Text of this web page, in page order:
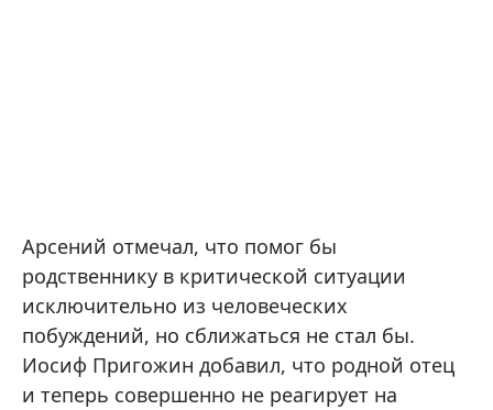
Арсений отмечал, что помог бы
родственнику в критической ситуации
исключительно из человеческих
побуждений, но сближаться не стал бы.
Иосиф Пригожин добавил, что родной отец
и теперь совершенно не реагирует на